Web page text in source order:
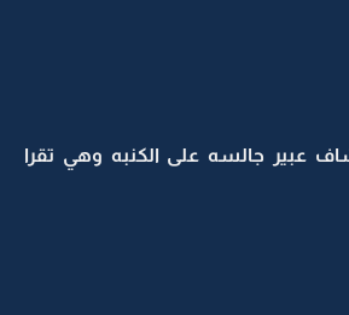
عبير جالسه على الكنبه وهي تقرا